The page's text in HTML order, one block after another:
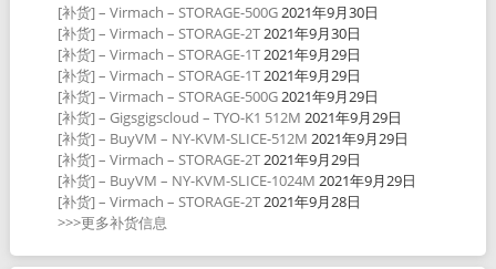
[补货] – Virmach – STORAGE-500G2021年9月30日
[补货] – Virmach – STORAGE-2T2021年9月30日
[补货] – Virmach – STORAGE-1T2021年9月29日
[补货] – Virmach – STORAGE-1T2021年9月29日
[补货] – Virmach – STORAGE-500G2021年9月29日
[补货] – Gigsgigscloud – TYO-K1 512M 2021年9月29日
[补货] – BuyVM – NY-KVM-SLICE-512M 2021年9月29日
[补货] – Virmach – STORAGE-2T2021年9月29日
[补货] – BuyVM – NY-KVM-SLICE-1024M 2021年9月29日
[补货] – Virmach – STORAGE-2T2021年9月28日
>>>更多补货信息